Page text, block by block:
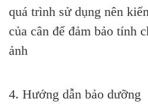
quá trình sử dụng nên
của cân để đảm bảo tính
ảnh
4. Hướng dẫn bảo dưỡng